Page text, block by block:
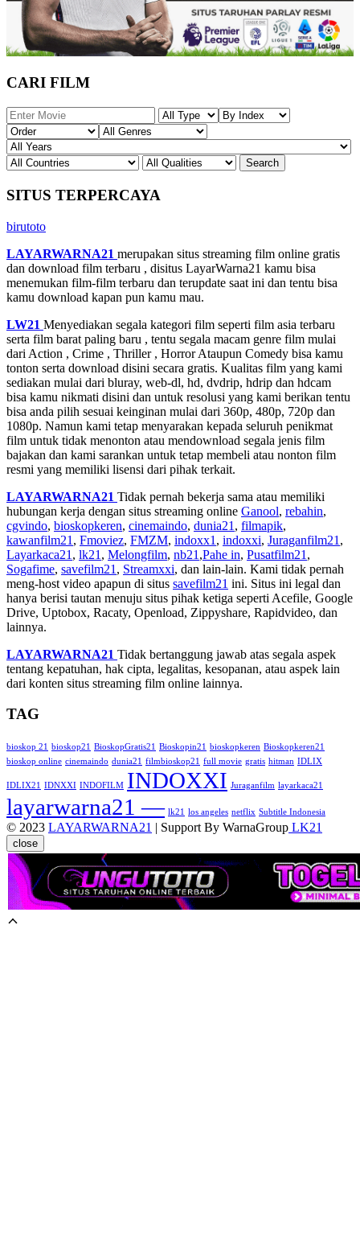
CARI FILM
SITUS TERPERCAYA
birutoto
LAYARWARNA21 merupakan situs streaming film online gratis
dan download film terbaru , disitus LayarWarna21 kamu bisa
menemukan film-film terbaru dan terupdate saat ini dan tentu bisa
kamu download kapan pun kamu mau.
LW21 Menyediakan segala kategori film seperti film asia terbaru
serta film barat paling baru , tentu segala macam genre film mulai
dari Action , Crime , Thriller , Horror Ataupun Comedy bisa kamu
tonton serta download disini secara gratis. Kualitas film yang kami
sediakan mulai dari bluray, web-dl, hd, dvdrip, hdrip dan hdcam
bisa kamu nikmati disini dan untuk resolusi yang kami berikan tentu
bisa anda pilih sesuai keinginan mulai dari 360p, 480p, 720p dan
1080p. Namun kami tetap menyarakan kepada seluruh penikmat
film untuk tidak menonton atau mendownload segala jenis film
bajakan dan kami sarankan untuk tetap membeli atau nonton film
resmi yang memiliki lisensi dari pihak terkait.
LAYARWARNA21 Tidak pernah bekerja sama atau memiliki
hubungan kerja dengan situs streaming online Ganool, rebahin,
cgvindo, bioskopkeren, cinemaindo, dunia21 , filmapik,
kawanfilm21 , Fmoviez, FMZM, indoxx1 , indoxxi, Juraganfilm21 ,
Layarkaca21 , lk21 , Melongfilm, nb21 ,Pahe in, Pusatfilm21 ,
Sogafime, savefilm21 , Streamxxi, dan lain-lain. Kami tidak pernah
meng-host video apapun di situs savefilm21 ini. Situs ini legal dan
hanya berisi tautan menuju situs pihak ketiga seperti Acefile, Google
Drive, Uptobox, Racaty, Openload, Zippyshare, Rapidvideo, dan
lainnya.
LAYARWARNA21 Tidak bertanggung jawab atas segala aspek
tentang kepatuhan, hak cipta, legalitas, kesopanan, atau aspek lain
dari konten situs streaming film online lainnya.
TAG
bioskop 21 bioskop21 BioskopGratis21 Bioskopin21 bioskopkeren Bioskopkeren21
bioskop online cinemaindo dunia21 filmbioskop21 full movie gratis hitman IDLIX
IDLIX21 IDNXXI INDOFILM INDOXXI Juraganfilm layarkaca21
layarwarna21 — lk21 los angeles netflix Subtitle Indonesia
© 2023 LAYARWARNA21 | Support By WarnaGroup LK21
close